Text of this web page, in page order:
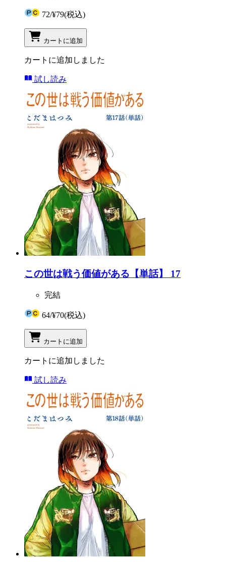
72/¥79(税込)
カートに追加
カートに追加しました
試し読み
この世は戦う価値がある【単話】 17
完結
64/¥70(税込)
カートに追加
カートに追加しました
試し読み